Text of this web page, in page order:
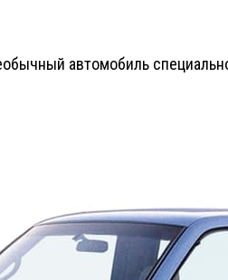
автомобиль